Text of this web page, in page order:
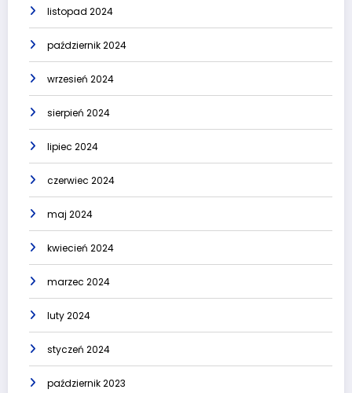
listopad 2024
październik 2024
wrzesień 2024
sierpień 2024
lipiec 2024
czerwiec 2024
maj 2024
kwiecień 2024
marzec 2024
luty 2024
styczeń 2024
październik 2023